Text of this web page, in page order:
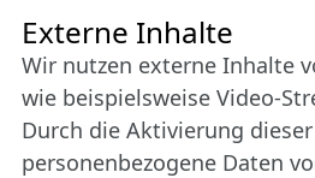
Freundes­kreis
Bleiben Sie uns das ganze
Werden Sie Freund der
Lübeck.
Externe Inhalte
Wir nutzen externe Inhalte
wie beispielsweise Video-
Durch die Aktivierung
personenbezogene Daten